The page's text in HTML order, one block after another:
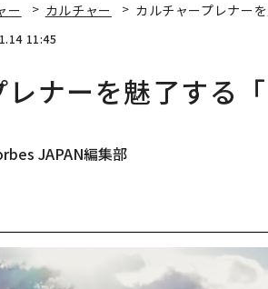
ー カルチャー カルチャープレナー
11:45
ナーを魅了する
JAPAN編集部